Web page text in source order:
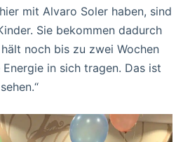
mit Alvaro Soler haben, sind
Sie bekommen dadurch
noch bis zu zwei Wochen
in sich tragen. Das ist